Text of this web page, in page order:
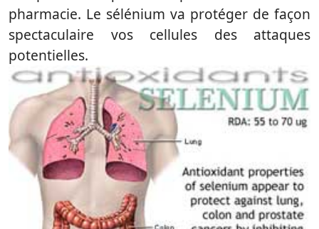
pharmacie. Le sélénium va protéger de façon
spectaculaire vos cellules des attaques
potentielles.